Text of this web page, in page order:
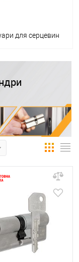
для серцевин